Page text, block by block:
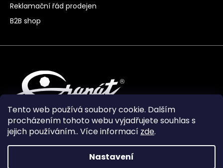
Tento web používá soubory cookie. Dalším
procházením tohoto webu vyjadřujete souhlas s
jejich používáním.. Více informací zde.
Nastavení
Reklamační řád prodejen
B2B shop